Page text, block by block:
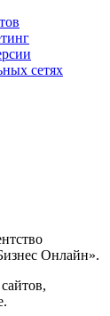
сетях
Онлайн».